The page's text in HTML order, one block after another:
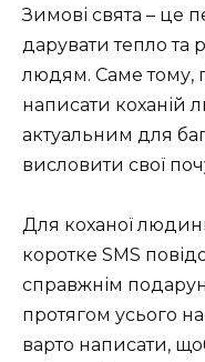
Зимові свята – це
дарувати тепло та
людям. Саме тому,
написати коханій
актуальним для
висловити свої
Для коханої
коротке SMS
справжнім
протягом усього
варто написати,